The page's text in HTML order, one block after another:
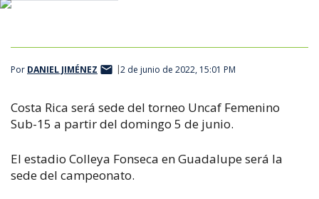
Por DANIEL JIMÉNEZ 2 de junio de 2022, 15:01 PM
Costa Rica será sede del torneo Uncaf Femenino
Sub-15 a partir del domingo 5 de junio.
El estadio Colleya Fonseca en Guadalupe será la
sede del campeonato.